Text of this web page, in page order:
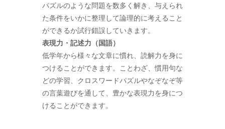
パズルのような問題を数多く解き、与えられ
た条件をいかに整理して論理的に考えること
ができるか試行錯誤していきます。
表現力・記述力（国語）
低学年から様々な文章に慣れ、読解力を身に
つけることができます。ことわざ、慣用句な
どの学習、クロスワードパズルやなぞなぞ等
の言葉遊びを通して、豊かな表現力を身につ
けることができます。